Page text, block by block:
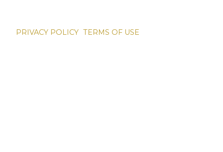
PRIVACY POLICY TERMS OF USE